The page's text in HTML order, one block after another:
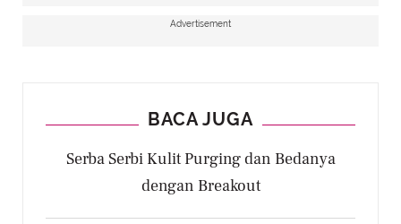
Advertisement
BACA JUGA
Serba Serbi Kulit Purging dan Bedanya
dengan Breakout